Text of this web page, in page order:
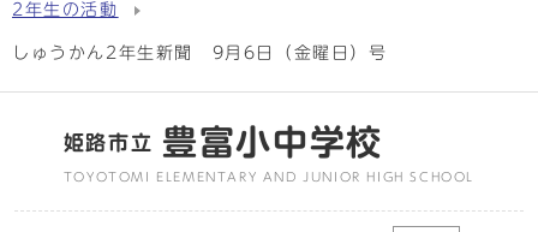
2年生の活動
しゅうかん2年生新聞 9月6日（金曜日）号
姫路市立 豊富小中学校
TOYOTOMI ELEMENTARY AND JUNIOR HIGH SCHOOL